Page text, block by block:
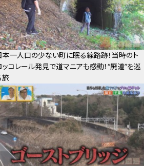
本一人口の少ない町に眠る線路跡！当時のト
ッコレール発見で道マニアも感動！“廃道”を巡
旅